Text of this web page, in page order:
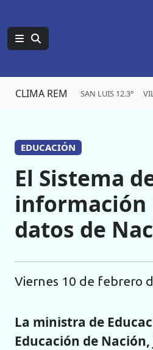
CLIMA REM SAN LUIS 12.3°
EDUCACIÓN
El Sistema
información
datos de
viernes 10 de febrero
La ministra de
Educación de